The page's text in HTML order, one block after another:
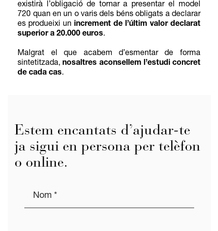
existirà l’obligació de tornar a presentar el model
720 quan en un o varis dels béns obligats a declarar
es produeixi un increment de l’últim valor declarat
superior a 20.000 euros.
Malgrat el que acabem d’esmentar de forma
sintetitzada,nosaltres aconsellem l’estudi concret
de cada cas.
Estem encantats d’ajudar-te
ja sigui en persona per telèfon
o online.